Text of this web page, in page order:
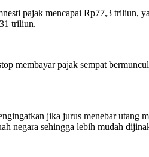
pajak mencapai Rp77,3 triliun,
triliun.
membayar pajak sempat
jika jurus menebar utang
negara sehingga lebih mudah